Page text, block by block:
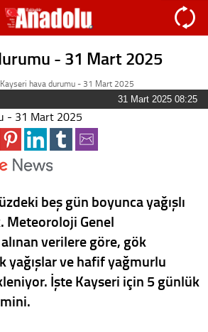
- 31 Mart 2025
Kayseri hava durumu - 31 Mart 2025
31 Mart 2025 08:25
beş gün boyunca yağışlı
Meteoroloji Genel
verilere göre, gök
yağışlar ve hafif yağmurlu
İşte Kayseri için 5 günlük